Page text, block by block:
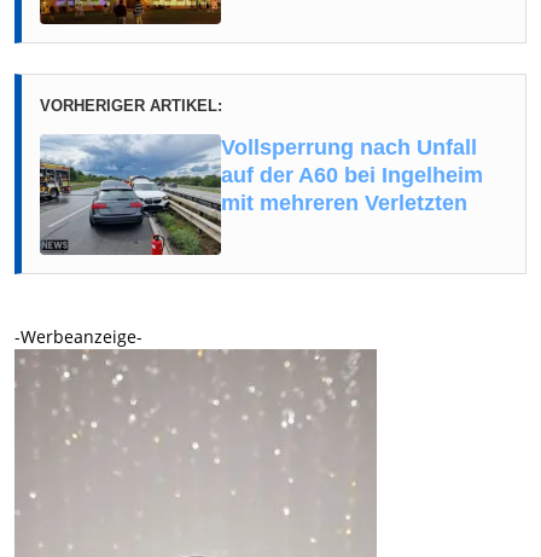
VORHERIGER ARTIKEL:
Vollsperrung nach Unfall
auf der A60 bei Ingelheim
mit mehreren Verletzten
-Werbeanzeige-